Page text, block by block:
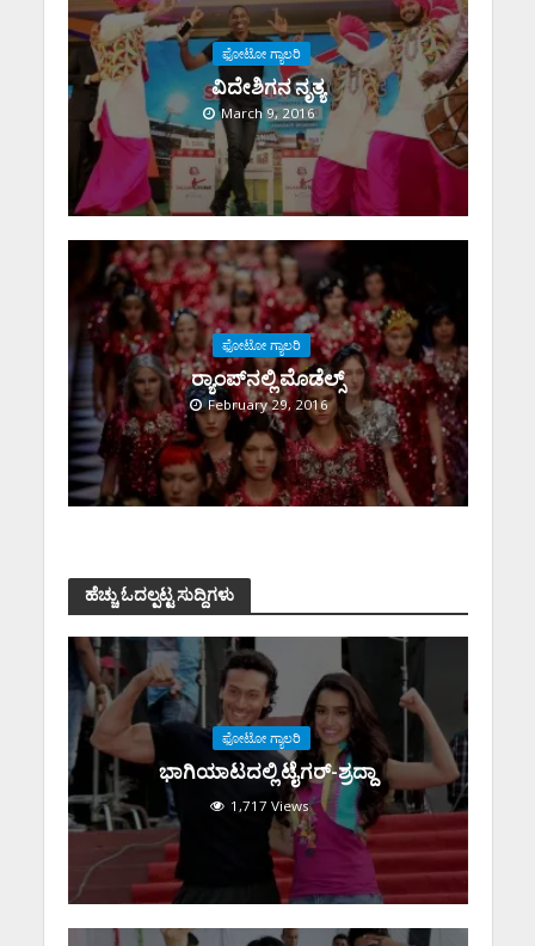
ಫೋಟೋ ಗ್ಯಾಲರಿ
ವಿದೇಶಿಗನ ನೃತ್ಯ
March 9, 2016
ಫೋಟೋ ಗ್ಯಾಲರಿ
ರ‍್ಯಾಂಪ್‌ನಲ್ಲಿ ಮೊಡೆಲ್ಸ್
February 29, 2016
ಹೆಚ್ಚು ಓದಲ್ಪಟ್ಟ ಸುದ್ದಿಗಳು
ಫೋಟೋ ಗ್ಯಾಲರಿ
ಭಾಗಿಯಾಟದಲ್ಲಿ ಟೈಗರ್-ಶ್ರದ್ದಾ
1,717 Views